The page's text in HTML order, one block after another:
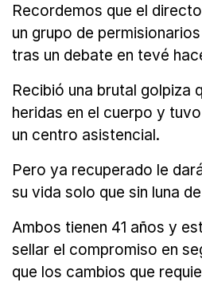
Recordemos que el
un grupo de
tras un debate en tevé
Recibió una brutal golpiza
heridas en el cuerpo y
un centro asistencial.
Pero ya recuperado le
su vida solo que sin luna
Ambos tienen 41 años y
sellar el compromiso en
que los cambios que